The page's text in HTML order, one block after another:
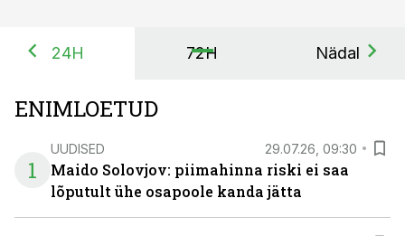
24H 72H Nädal
ENIMLOETUD
1
UUDISED 29.07.26, 09:30
Maido Solovjov: piimahinna riski ei saa
lõputult ühe osapoole kanda jätta